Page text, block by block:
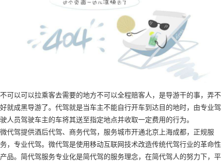
不可以可以拉乘客去需要的地方不可以全程赔客人，是导游干的事，弄不
好就成黑导游了。代驾就是当车主不能自行开车到达目的地时，由专业驾
驶人员驾驶车主的车将其送至指定地点并收取一定费用的行为。
微代驾提供酒后代驾、商务代驾，服务城市开通北京上海成都，正规服
务，专业代驾。微代驾是使用移动互联网技术改造传统代驾行业的革命性
产品。简代驾服务专业化是简代驾的服务理念，在简代驾人的努力下，平